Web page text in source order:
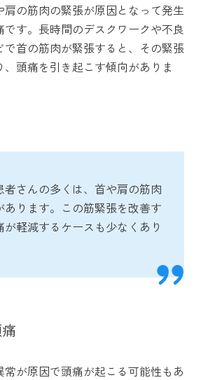
の筋肉の緊張が原因となって発生
す。長時間のデスクワークや不良
首の筋肉が緊張すると、その緊張
頭痛を引き起こす傾向がありま
者さんの多くは、首や肩の筋肉
あります。この筋緊張を改善す
が軽減するケースも少なくあり
が原因で頭痛が起こる可能性もあ